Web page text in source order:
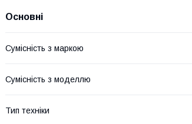
Основні
Сумісність з маркою
Сумісність з моделлю
Тип техніки